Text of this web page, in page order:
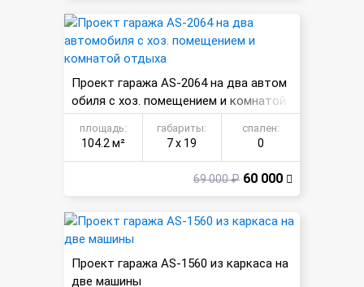
Проект гаража AS-2064 на два автом
обиля с хоз. помещением и комнатой
площадь:
104.2 м²
габариты:
7 х 19
спален:
0
69 000 ₽ 60 000
Проект гаража AS-1560 из каркаса на
две машины